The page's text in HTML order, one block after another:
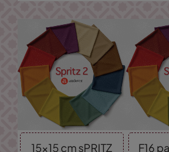
15x15 cm sPRITZ F16